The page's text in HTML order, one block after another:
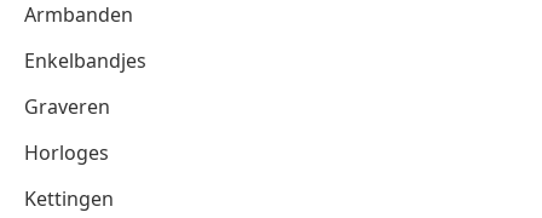
Armbanden
Enkelbandjes
Graveren
Horloges
Kettingen